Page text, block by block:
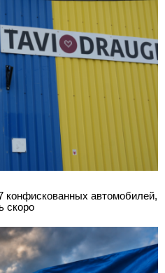
конфискованных автомобилей,
скоро